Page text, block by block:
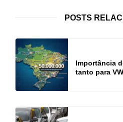
POSTS
Importância
tanto para